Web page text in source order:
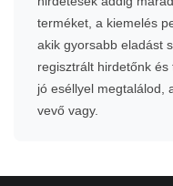
terméket, a kiemelés
akik gyorsabb eladást
regisztrált hirdetőnk
jó eséllyel megtalálod,
vevő vagy.